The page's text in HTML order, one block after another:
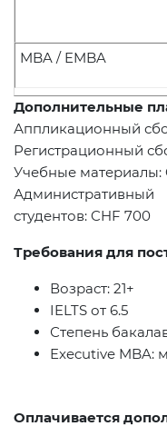
MBA / EMBA
Дополнительные
Аппликационный
Регистрационный
Учебные материалы:
студентов: CHF 700
Требования для
Возраст: 21+
IELTS от 6.5
Степень
Executive MBA:
Оплачивается